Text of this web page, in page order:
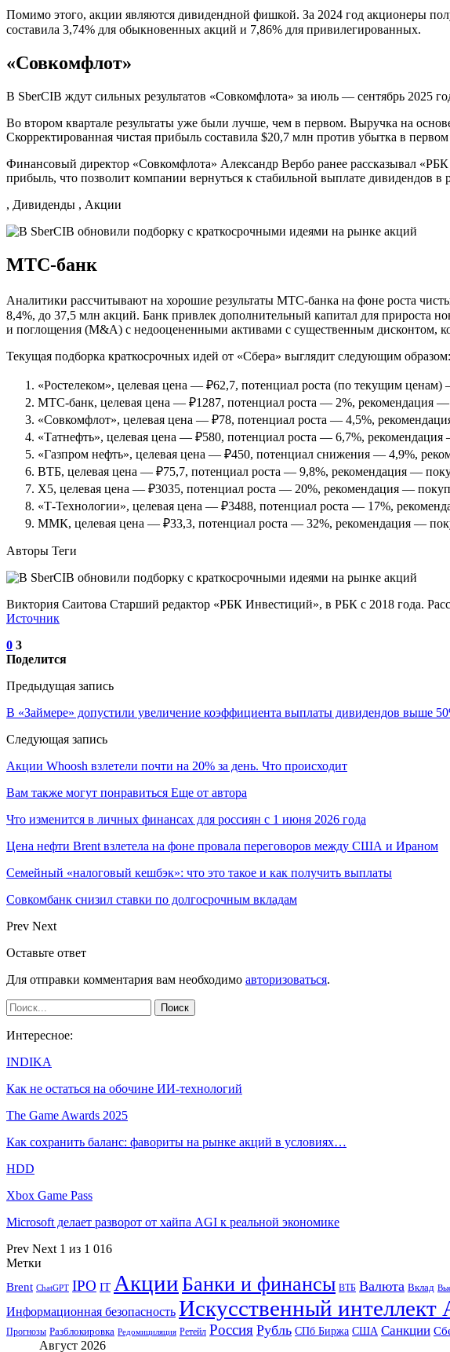
Помимо этого, акции являются дивидендной фишкой. За 2024 год акционеры
составила 3,74% для обыкновенных акций и 7,86% для привилегированных.
«Совкомфлот»
В SberCIB ждут сильных результатов «Совкомфлота» за июль — сентябрь 2025
Во втором квартале результаты уже были лучше, чем в первом. Выручка на
Скорректированная чистая прибыль составила $20,7 млн против убытка в
Финансовый директор «Совкомфлота» Александр Вербо ранее рассказывал
прибыль, что позволит компании вернуться к стабильной выплате дивидендов
, Дивиденды , Акции
МТС-банк
Аналитики рассчитывают на хорошие результаты МТС-банка на фоне роста
8,4%, до 37,5 млн акций. Банк привлек дополнительный капитал для прироста
и поглощения (M&A) с недооцененными активами с существенным дисконтом,
Текущая подборка краткосрочных идей от «Сбера» выглядит следующим образом:
«Ростелеком», целевая цена — ₽62,7, потенциал роста (по текущим
МТС-банк, целевая цена — ₽1287, потенциал роста — 2%, рекомендация —
«Совкомфлот», целевая цена — ₽78, потенциал роста — 4,5%,
«Татнефть», целевая цена — ₽580, потенциал роста — 6,7%, рекомендация
«Газпром нефть», целевая цена — ₽450, потенциал снижения — 4,9%,
ВТБ, целевая цена — ₽75,7, потенциал роста — 9,8%, рекомендация —
Х5, целевая цена — ₽3035, потенциал роста — 20%, рекомендация —
«Т-Технологии», целевая цена — ₽3488, потенциал роста — 17%,
ММК, целевая цена — ₽33,3, потенциал роста — 32%, рекомендация —
Авторы Теги
Виктория Саитова Старший редактор «РБК Инвестиций», в РБК с 2018 года.
Источник
0 3
Поделится
Предыдущая запись
В «Займере» допустили увеличение коэффициента выплаты дивидендов выше
Следующая запись
Акции Whoosh взлетели почти на 20% за день. Что происходит
Вам также могут понравиться Еще от автора
Что изменится в личных финансах для россиян с 1 июня 2026 года
Цена нефти Brent взлетела на фоне провала переговоров между США и Ираном
Семейный «налоговый кешбэк»: что это такое и как получить выплаты
Совкомбанк снизил ставки по долгосрочным вкладам
Prev Next
Оставьте ответ
Для отправки комментария вам необходимо авторизоваться.
Интересное:
INDIKA
Как не остаться на обочине ИИ-технологий
The Game Awards 2025
Как сохранить баланс: фавориты на рынке акций в условиях…
HDD
Xbox Game Pass
Microsoft делает разворот от хайпа AGI к реальной экономике
Prev Next 1 из 1 016
Метки
Brent ChatGPT IPO IT АкцииБанки и финансы ВТБ Валюта Вклад
Информационная безопасность Искусственный интеллект
Прогнозы Разблокировка Редомициляция Ретейл Россия Рубль СПб Биржа США Санкции
Август 2026